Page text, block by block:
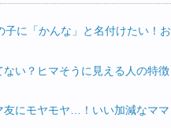
子に「かんな」と名付けたい！お
ない？ヒマそうに見える人の特徴
友にモヤモヤ…！いい加減なママ